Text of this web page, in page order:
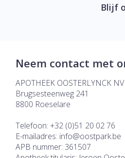
Blijf
Neem contact met
APOTHEEK OOSTERLYNCK NV
Brugsesteenweg 241
8800 Roeselare
Telefoon: +32 (0)51 20 02 76
E-mailadres: info@oostpark.be
APB nummer: 361507